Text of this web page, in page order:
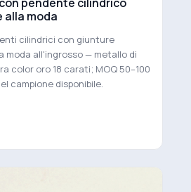
moda
cilindrici con giunture
moda all'ingrosso — metallo di
color oro 18 carati; MOQ 50–100
campione disponibile.